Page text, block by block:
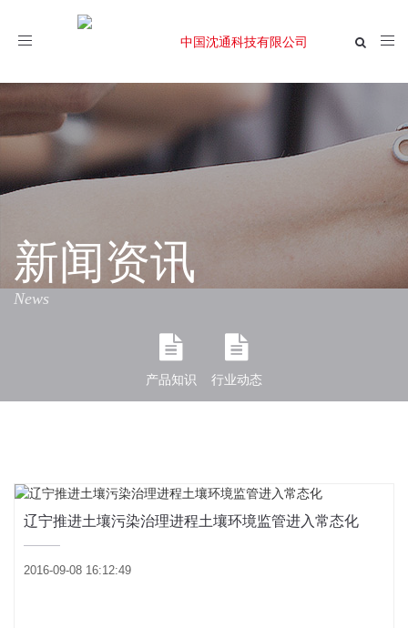
Toggle
新闻资讯
News
产品知识 行业动态
辽宁推进土壤污染治理进程土壤环境监管进入常态化
2016-09-08 16:12:49